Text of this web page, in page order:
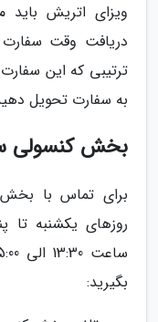
ویزای اتریش
دریافت وقت سفارت
ترتیبی که این
به سفارت تحویل
بخش کنسولی
برای تماس با
بگیرید: